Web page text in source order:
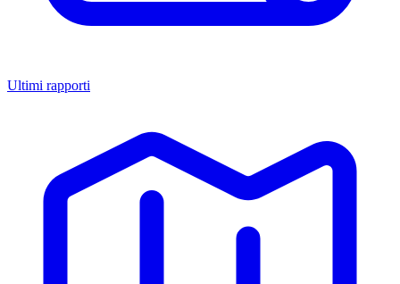
Ultimi rapporti